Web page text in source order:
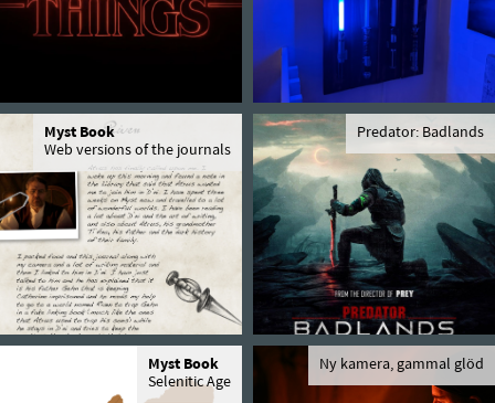
Myst Book
Web versions of the journals
Predator: Badlands
Myst Book
Selenitic Age
Ny kamera, gammal glöd